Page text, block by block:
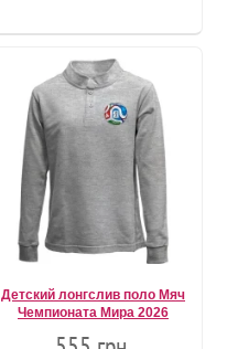
Детский лонгслив поло Мяч
Чемпионата Мира 2026